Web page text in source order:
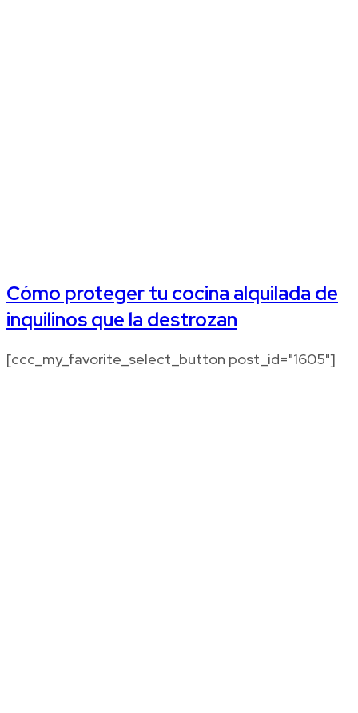
Cómo proteger tu cocina alquilada de
inquilinos que la destrozan
[ccc_my_favorite_select_button post_id="1605"]